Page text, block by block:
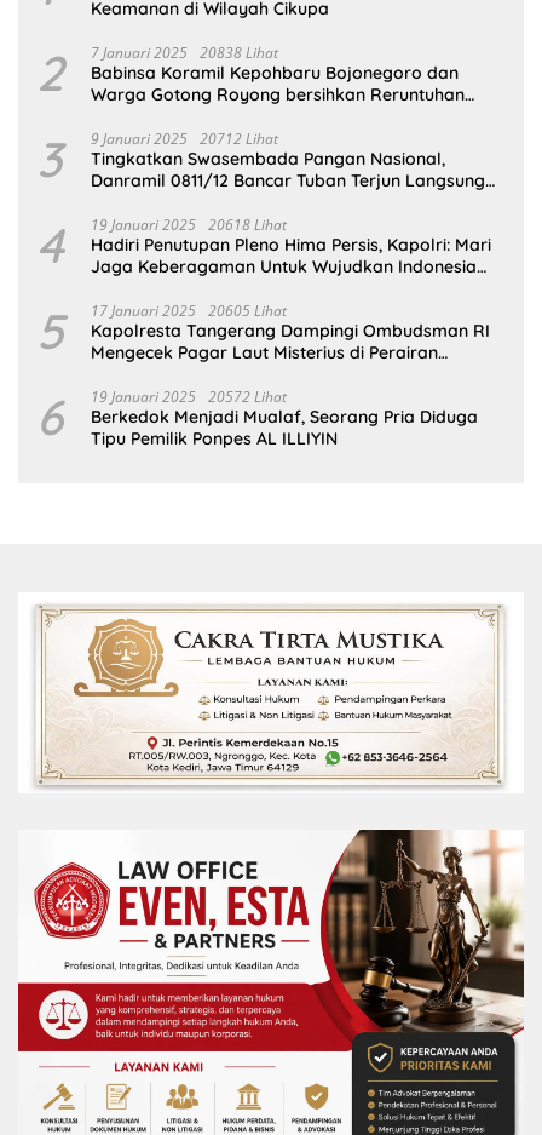
Keamanan di Wilayah Cikupa
2 7 Januari 2025 20838 Lihat
Babinsa Koramil Kepohbaru Bojonegoro dan
Warga Gotong Royong bersihkan Reruntuhan
3 9 Januari 2025 20712 Lihat
Tingkatkan Swasembada Pangan Nasional,
Danramil 0811/12 Bancar Tuban Terjun Langsung
4 19 Januari 2025 20618 Lihat
Hadiri Penutupan Pleno Hima Persis, Kapolri: Mari
Jaga Keberagaman Untuk Wujudkan Indonesia
5 17 Januari 2025 20605 Lihat
Kapolresta Tangerang Dampingi Ombudsman RI
Mengecek Pagar Laut Misterius di Perairan
6 19 Januari 2025 20572 Lihat
Berkedok Menjadi Mualaf, Seorang Pria Diduga
Tipu Pemilik Ponpes AL ILLIYIN